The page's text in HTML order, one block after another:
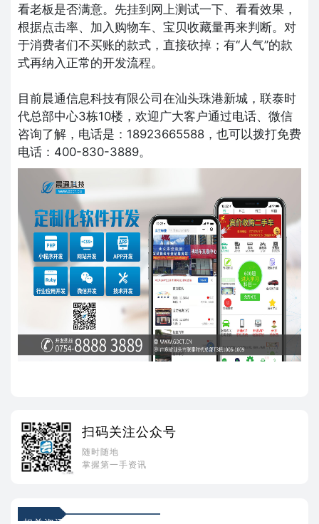
看老板是否满意。先挂到网上测试一下、看看效果，
根据点击率、加入购物车、宝贝收藏量再来判断。对
于消费者们不买账的款式，直接砍掉；有“人气”的款
式再纳入正常的开发流程。
目前晨通信息科技有限公司在汕头珠港新城，联泰时
代总部中心3栋10楼，欢迎广大客户通过电话、微信
咨询了解，电话是：18923665588，也可以拨打免费
电话：400-830-3889。
扫码关注公众号
随时随地
掌握第一手资讯